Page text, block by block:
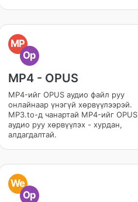
MP
Op
MP4 - OPUS
MP4-ийг OPUS аудио файл руу
онлайнаар үнэгүй хөрвүүлээрэй.
MP3.to-д чанартай MP4-ийг OPUS
аудио руу хөрвүүлэх - хурдан,
алдагдалтай.
We
Op